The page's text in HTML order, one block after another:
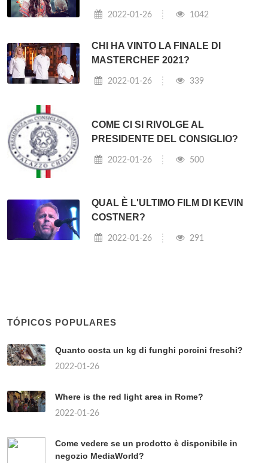
2022-01-26 1042
CHI HA VINTO LA FINALE DI
MASTERCHEF 2021?
2022-01-26 339
COME CI SI RIVOLGE AL
PRESIDENTE DEL CONSIGLIO?
2022-01-26 500
QUAL È L'ULTIMO FILM DI KEVIN
COSTNER?
2022-01-26 291
TÓPICOS POPULARES
Quanto costa un kg di funghi porcini freschi?
2022-01-26
Where is the red light area in Rome?
2022-01-26
Come vedere se un prodotto è disponibile in
negozio MediaWorld?